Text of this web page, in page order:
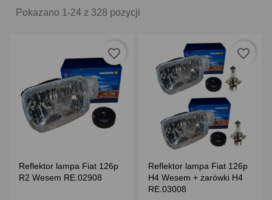
Pokazano 1-24 z 328 pozycji
Reflektor lampa Fiat 126p
R2 Wesem RE.02908
favorite_border
Reflektor lampa Fiat 126p
H4 Wesem + żarówki H4
RE.03008
favorite_border